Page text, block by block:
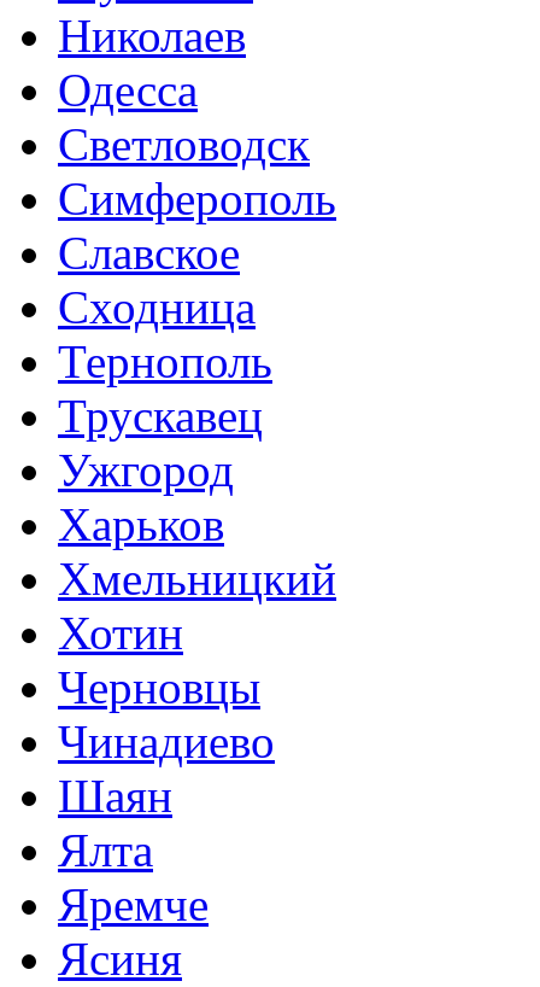
Николаев
Одесса
Светловодск
Симферополь
Славское
Сходница
Тернополь
Трускавец
Ужгород
Харьков
Хмельницкий
Хотин
Черновцы
Чинадиево
Шаян
Ялта
Яремче
Ясиня